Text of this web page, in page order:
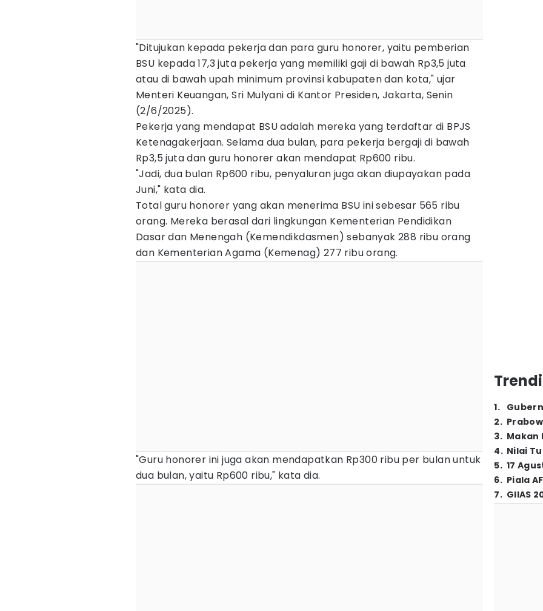
"Ditujukan kepada pekerja dan para guru honorer, yaitu pemberian
BSU kepada 17,3 juta pekerja yang memiliki gaji di bawah Rp3,5 juta
atau di bawah upah minimum provinsi kabupaten dan kota," ujar
Menteri Keuangan, Sri Mulyani di Kantor Presiden, Jakarta, Senin
(2/6/2025).
Pekerja yang mendapat BSU adalah mereka yang terdaftar di BPJS
Ketenagakerjaan. Selama dua bulan, para pekerja bergaji di bawah
Rp3,5 juta dan guru honorer akan mendapat Rp600 ribu.
"Jadi, dua bulan Rp600 ribu, penyaluran juga akan diupayakan pada
Juni," kata dia.
Total guru honorer yang akan menerima BSU ini sebesar 565 ribu
orang. Mereka berasal dari lingkungan Kementerian Pendidikan
Dasar dan Menengah (Kemendikdasmen) sebanyak 288 ribu orang
dan Kementerian Agama (Kemenag) 277 ribu orang.
"Guru honorer ini juga akan mendapatkan Rp300 ribu per bulan untuk
dua bulan, yaitu Rp600 ribu," kata dia.
1.
2.
3. Makan
4. Nilai
5. 17
6. Piala
7. GIIAS